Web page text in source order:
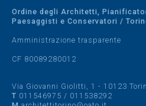
Ordine degli Architetti,
Paesaggisti e Conservatori /
Amministrazione trasparente
CF 80089280012
Via Giovanni Giolitti, 1 - 10123
T 011546975 / 011538292